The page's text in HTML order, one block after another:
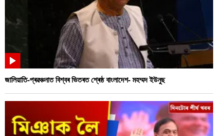
জালিয়াতি-প্ৰৱঞ্চনাত বিশ্বৰ ভিতৰত শ্ৰেষ্ঠ বাংলাদেশ- মহম্মদ ইউনুছ